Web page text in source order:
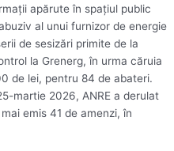
apărute în spaţiul public
al unui furnizor de energie
de sesizări primite de la
la Grenerg, în urma căruia
de lei, pentru 84 de abateri.
martie 2026, ANRE a derulat
emis 41 de amenzi, în